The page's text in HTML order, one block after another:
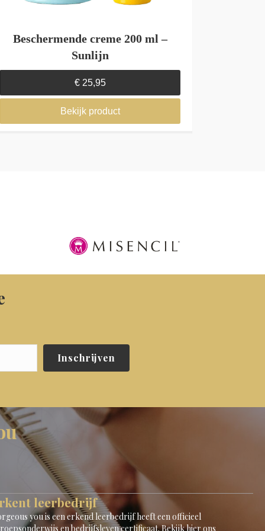
Beschermende creme 200 ml –
Sunlijn
€25,95
Bekijk product
Inschrijven
leerbedrijf
you is een erkend leerbedrijf heeft een officieel
en bedrijfsleven certificaat.Bekijk hier ons